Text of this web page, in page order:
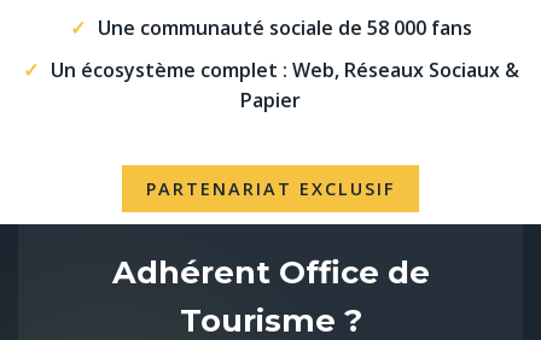
Une communauté sociale de 58 000 fans
Un écosystème complet : Web, Réseaux Sociaux &
Papier
PARTENARIAT EXCLUSIF
Adhérent Office de
Tourisme ?